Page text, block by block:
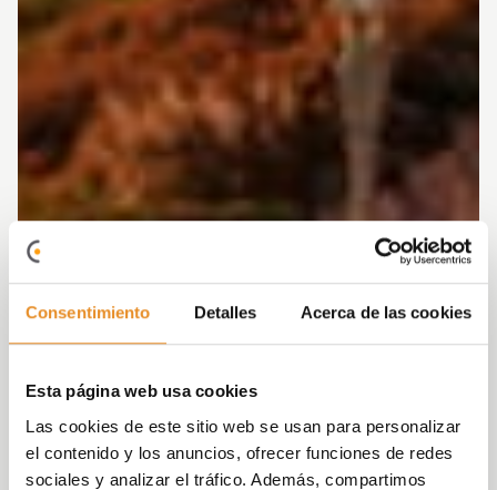
Consentimiento Detalles Acerca de las cookies
Esta página web usa cookies
Las cookies de este sitio web se usan para personalizar
el contenido y los anuncios, ofrecer funciones de redes
sociales y analizar el tráfico. Además, compartimos